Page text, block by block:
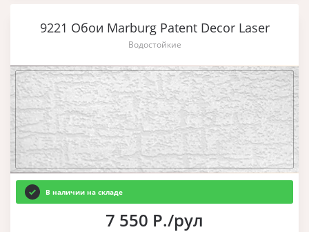
9221 Обои Marburg Patent Decor Laser
Водостойкие
В наличии на складе
7 550 Р./рул